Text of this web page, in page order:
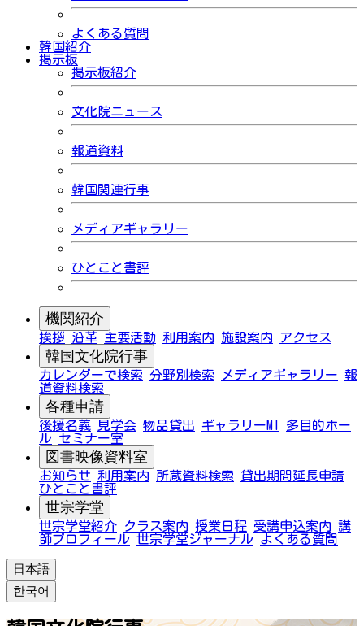
よくある質問
韓国紹介
掲示板
掲示板紹介
文化院ニュース
報道資料
韓国関連行事
メディアギャラリー
ひとこと書評
機関紹介
挨拶 沿革 主要活動 利用案内 施設案内 アクセス
韓国文化院行事
カレンダーで検索 分野別検索 メディアギャラリー 報
道資料検索
各種申請
後援名義 見学会 物品貸出 ギャラリーMI
多目的ホー
ル セミナー室
図書映像資料室
お知らせ 利用案内 所蔵資料検索
貸出期間延長申請
ひとこと書評
世宗学堂
世宗学堂紹介 クラス案内 授業日程 受講申込案内 講
師プロフィール 世宗学堂ジャーナル よくある質問
日本語
한국어